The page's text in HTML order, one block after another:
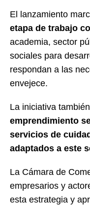
El lanzamiento
etapa de trabajo
academia, sector
sociales para
respondan a las
envejece.
La iniciativa
emprendimiento
servicios de
adaptados a este
La Cámara de
empresarios y
esta estrategia y